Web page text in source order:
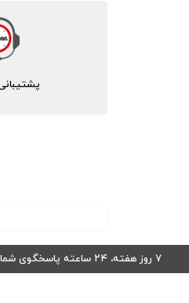
پشتیبانی 24
۷ روز هفته، ۲۴ ساعته پاسخگوی شما هستیم